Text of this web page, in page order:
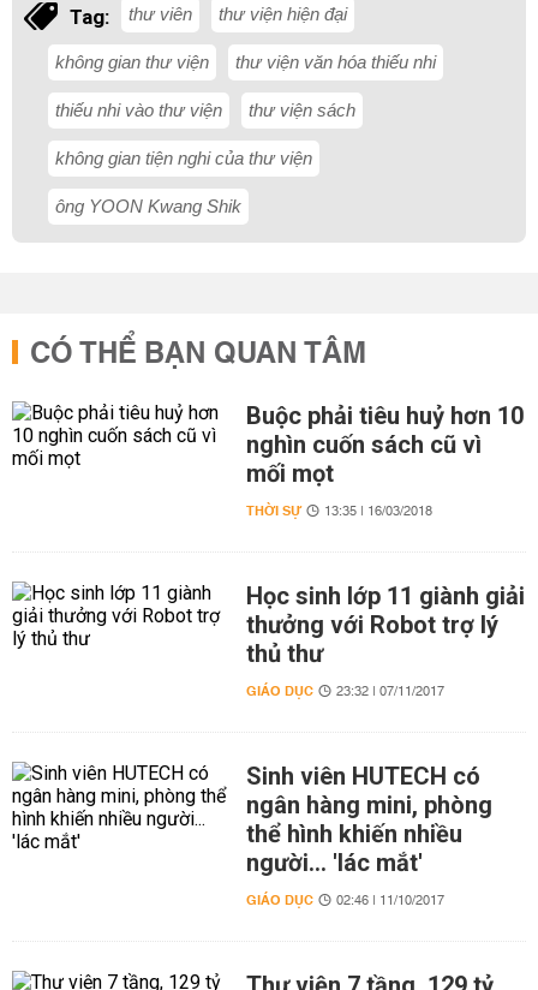
Tag: thư viên thư viện hiện đại
không gian thư viện thư viện văn hóa thiếu nhi
thiếu nhi vào thư viện thư viện sách
không gian tiện nghi của thư viện
ông YOON Kwang Shik
CÓ THỂ BẠN QUAN TÂM
Buộc phải tiêu huỷ hơn 10
nghìn cuốn sách cũ vì
mối mọt
THỜI SỰ 13:35 | 16/03/2018
Học sinh lớp 11 giành giải
thưởng với Robot trợ lý
thủ thư
GIÁO DỤC 23:32 | 07/11/2017
Sinh viên HUTECH có
ngân hàng mini, phòng
thể hình khiến nhiều
người... 'lác mắt'
GIÁO DỤC 02:46 | 11/10/2017